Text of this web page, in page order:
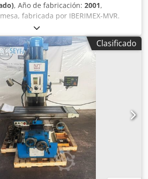
, Año de fabricación: 2001,
fabricada por IBERIMEX-MVR.
de fabricación: 2001. Control:
Recorridos: X 1250 mm, Y 500 mm, Z
360 mm x 1800 mm. Cono del
con carcasa completa. Para más
técnica de la máquina. Crodpfx Ajd
en buen estado.
Clasificado